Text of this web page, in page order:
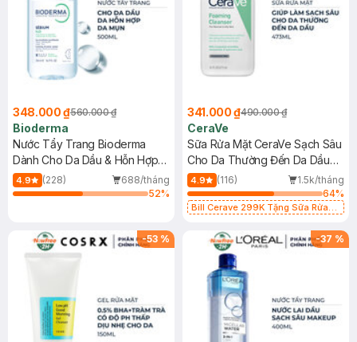
348.000 ₫560.000 ₫
Bioderma
Nước Tẩy Trang Bioderma
Dành Cho Da Dầu & Hỗn Hợp
500ml
4.9 (228)
688/tháng
52%
341.000 ₫490.000 ₫
CeraVe
Sữa Rửa Mặt CeraVe Sạch Sâu
Cho Da Thường Đến Da Dầu
473ml
4.9 (116)
1.5k/tháng
64%
Bill Cerave 299K Tặng Sữa Rửa
-53 % -37 %